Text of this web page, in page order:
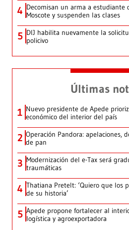
4 Decomisan un arma a estudiante
Moscote y suspenden las clases
5 DIJ habilita nuevamente la
policivo
Últimas
1 Nuevo presidente de Apede
económico del interior del país
2 Operación Pandora: apelaciones,
de pan
3 Modernización del e-Tax será
traumáticas
4 Thatiana Pretelt: ‘Quiero que los
de su historia’
5 Apede propone fortalecer al
logística y agroexportadora